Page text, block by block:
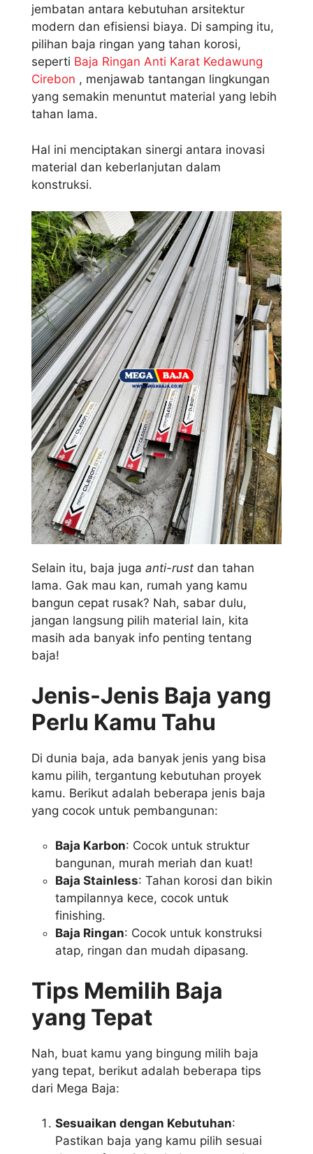
jembatan antara kebutuhan arsitektur
modern dan efisiensi biaya. Di samping itu,
pilihan baja ringan yang tahan korosi,
seperti Baja Ringan Anti Karat Kedawung
Cirebon , menjawab tantangan lingkungan
yang semakin menuntut material yang lebih
tahan lama.
Hal ini menciptakan sinergi antara inovasi
material dan keberlanjutan dalam
konstruksi.
Selain itu, baja juga anti-rust dan tahan
lama. Gak mau kan, rumah yang kamu
bangun cepat rusak? Nah, sabar dulu,
jangan langsung pilih material lain, kita
masih ada banyak info penting tentang
baja!
Jenis-Jenis Baja yang
Perlu Kamu Tahu
Di dunia baja, ada banyak jenis yang bisa
kamu pilih, tergantung kebutuhan proyek
kamu. Berikut adalah beberapa jenis baja
yang cocok untuk pembangunan:
Baja Karbon: Cocok untuk struktur
bangunan, murah meriah dan kuat!
Baja Stainless: Tahan korosi dan bikin
tampilannya kece, cocok untuk
finishing.
Baja Ringan: Cocok untuk konstruksi
atap, ringan dan mudah dipasang.
Tips Memilih Baja
yang Tepat
Nah, buat kamu yang bingung milih baja
yang tepat, berikut adalah beberapa tips
dari Mega Baja:
Sesuaikan dengan Kebutuhan:
Pastikan baja yang kamu pilih sesuai